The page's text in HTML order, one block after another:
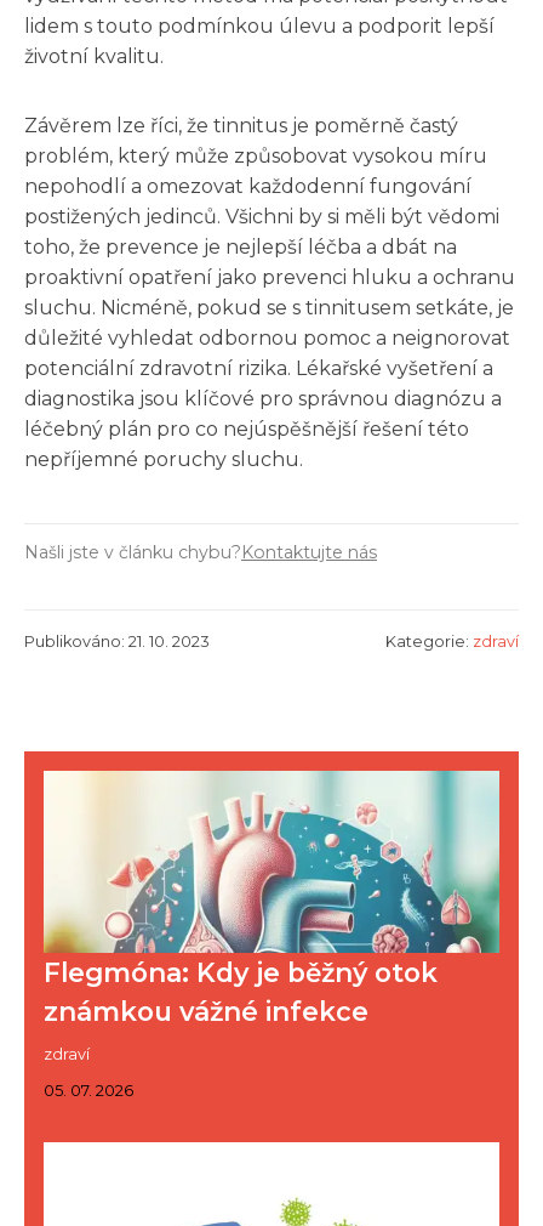
lidem s touto podmínkou úlevu a podporit lepší
životní kvalitu.
Závěrem lze říci, že tinnitus je poměrně častý
problém, který může způsobovat vysokou míru
nepohodlí a omezovat každodenní fungování
postižených jedinců. Všichni by si měli být vědomi
toho, že prevence je nejlepší léčba a dbát na
proaktivní opatření jako prevenci hluku a ochranu
sluchu. Nicméně, pokud se s tinnitusem setkáte, je
důležité vyhledat odbornou pomoc a neignorovat
potenciální zdravotní rizika. Lékařské vyšetření a
diagnostika jsou klíčové pro správnou diagnózu a
léčebný plán pro co nejúspěšnější řešení této
nepříjemné poruchy sluchu.
Našli jste v článku chybu?Kontaktujte nás
Publikováno: 21. 10. 2023 Kategorie: zdraví
Flegmóna: Kdy je běžný otok
známkou vážné infekce
zdraví
05. 07. 2026